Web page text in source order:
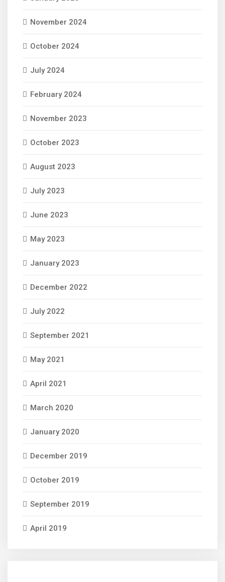
November 2024
October 2024
July 2024
February 2024
November 2023
October 2023
August 2023
July 2023
June 2023
May 2023
January 2023
December 2022
July 2022
September 2021
May 2021
April 2021
March 2020
January 2020
December 2019
October 2019
September 2019
April 2019